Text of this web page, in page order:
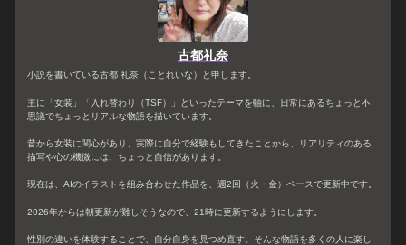
古都礼奈
小説を書いている古都 礼奈（ことれいな）と申します。
主に「女装」「入れ替わり（TSF）」といったテーマを軸に、日常にあるちょっと不
思議でちょっとリアルな物語を描いています。
昔から女装に関心があり、実際に自分で経験もしてきたことから、リアリティのある
描写や心の機微には、ちょっと自信があります。
現在は、AIのイラストを組み合わせた作品を、週2回（火・金）ペースで更新中です。
2026年からは朝更新が難しそうなので、21時に更新するようにします。
性別の違いを体験することで、自分自身を見つめ直す。そんな物語を多くの人に楽し